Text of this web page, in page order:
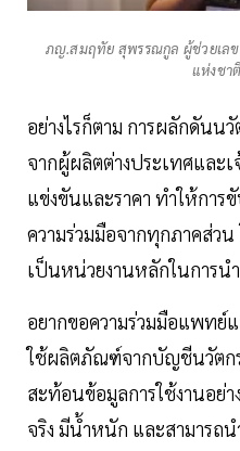
ภญ.สมฤทัย สุพรรณกูล ผู้ช่วยเล
แห่งชา
อย่างไรก็ตาม การผลักดันน
จากผู้ผลิตต่างประเทศและเ
แข่งขันและราคา ทำให้การ
ความร่วมมือจากทุกภาคส่วน
เป็นหน่วยงานหลักในการ
อยากขอความร่วมมือแพทย์
ใช้ผลิตภัณฑ์จากบัญชีนวัตก
สะท้อนข้อมูลการใช้งานอย่
จริง มีน้ำหนัก และสามาร